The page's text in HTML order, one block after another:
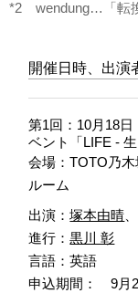
*2 wendung…「転換
開催日時、出演
第1回：10月18
ベント「LIFE -
会場：TOTO乃
ルーム
出演：塚本由晴 、
進行：黒川 彰
言語：英語
申込期間： 9月